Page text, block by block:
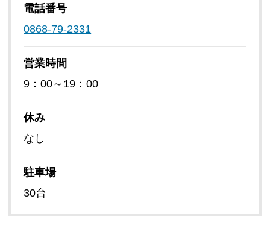
電話番号
0868-79-2331
営業時間
9：00～19：00
休み
なし
駐車場
30台